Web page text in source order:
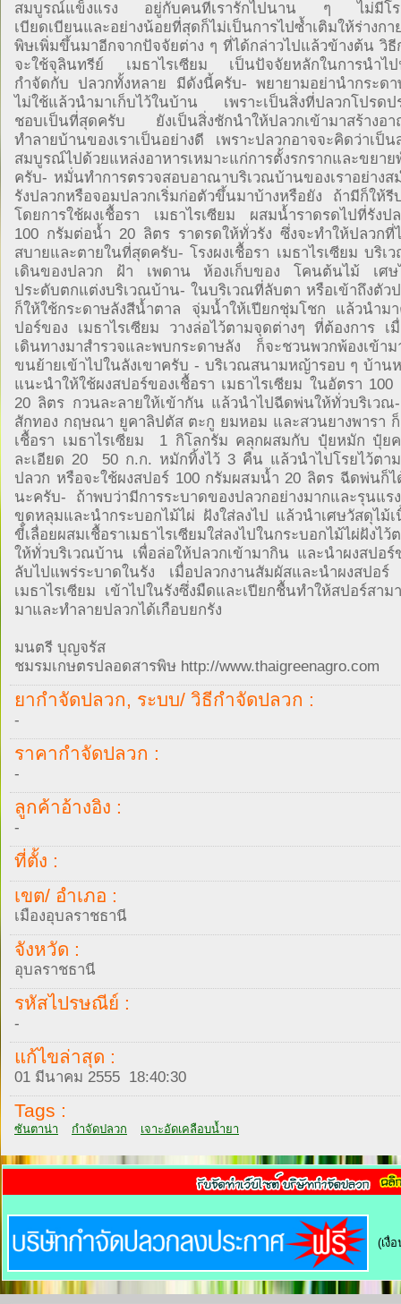
สมบูรณ์แข็งแรง อยู่กับคนที่เรารักไปนาน ๆ ไม่มีโร
เบียดเบียนและอย่างน้อยที่สุดก็ไม่เป็นการไปซ้ำเติมให้ร่างกา
พิษเพิ่มขึ้นมาอีกจากปัจจัยต่าง ๆ ที่ได้กล่าวไปแล้วข้างต้น วิธี
จะใช้จุลินทรีย์ เมธาไรเซียม เป็นปัจจัยหลักในการนำไ
กำจัดกับ ปลวกทั้งหลาย มีดังนี้ครับ- พยายามอย่านำกระดา
ไม่ใช้แล้วนำมาเก็บไว้ในบ้าน เพราะเป็นสิ่งที่ปลวกโปรด
ชอบเป็นที่สุดครับ ยังเป็นสิ่งชักนำให้ปลวกเข้ามาสร้างอา
ทำลายบ้านของเราเป็นอย่างดี เพราะปลวกอาจจะคิดว่าเป็
สมบูรณ์ไปด้วยแหล่งอาหารเหมาะแก่การตั้งรกรากและขยา
ครับ- หมั่นทำการตรวจสอบอาณาบริเวณบ้านของเราอย่างส
รังปลวกหรือจอมปลวกเริ่มก่อตัวขึ้นมาบ้างหรือยัง ถ้ามีก็ให้รี
โดยการใช้ผงเชื้อรา เมธาไรเซียม ผสมน้ำราดรดไปที่รังป
100 กรัมต่อน้ำ 20 ลิตร ราดรดให้ทั่วรัง ซึ่งจะทำให้ปลวกที่
สบายและตายในที่สุดครับ- โรงผงเชื้อรา เมธาไรเซียม บริเ
เดินของปลวก ฝ้า เพดาน ห้องเก็บของ โคนต้นไม้ เศษ
ประดับตกแต่งบริเวณบ้าน- ในบริเวณที่ลับตา หรือเข้าถึงตัว
ก็ให้ใช้กระดาษลังสีน้ำตาล จุ่มน้ำให้เปียกชุ่มโชก แล้วนำม
ปอร์ของ เมธาไรเซียม วางล่อไว้ตามจุดต่างๆ ที่ต้องการ เ
เดินทางมาสำรวจและพบกระดาษลัง ก็จะชวนพวกพ้องเข้า
ขนย้ายเข้าไปในลังเขาครับ - บริเวณสนามหญ้ารอบ ๆ บ้าน
แนะนำให้ใช้ผงสปอร์ของเชื้อรา เมธาไรเซียม ในอัตรา
20 ลิตร กวนละลายให้เข้ากัน แล้วนำไปฉีดพ่นให้ทั่วบริเวณ
สักทอง กฤษณา ยูคาลิปตัส ตะกู ยมหอม และสวนยางพารา
เชื้อรา เมธาไรเซียม  1 กิโลกรัม คลุกผสมกับ ปุ๋ยหมัก ปุ๋ย
ละเอียด 20  50 ก.ก. หมักทิ้งไว้ 3 คืน แล้วนำไปโรยไว้ตา
ปลวก หรือจะใช้ผงสปอร์ 100 กรัมผสมน้ำ 20 ลิตร ฉีดพ่นก็
นะครับ- ถ้าพบว่ามีการระบาดของปลวกอย่างมากและรุนแร
ขุดหลุมและนำกระบอกไม้ไผ่ ฝังใส่ลงไป แล้วนำเศษวัสดุไม้
ขี้เลื่อยผสมเชื้อราเมธาไรเซียมใส่ลงไปในกระบอกไม้ไผ่ฝังไว้
ให้ทั่วบริเวณบ้าน เพื่อล่อให้ปลวกเข้ามากิน และนำผงสปอร์
ลับไปแพร่ระบาดในรัง เมื่อปลวกงานสัมผัสและนำผงสปอร์
เมธาไรเซียม เข้าไปในรังซึ่งมืดและเปียกชื้นทำให้สปอร์สาม
มาและทำลายปลวกได้เกือบยกรัง
มนตรี บุญจรัส
ชมรมเกษตรปลอดสารพิษ http://www.thaigreenagro.com
ยากำจัดปลวก, ระบบ/ วิธีกำจัดปลวก :
-
ราคากำจัดปลวก :
-
ลูกค้าอ้างอิง :
-
ที่ตั้ง :
เขต/ อำเภอ :
เมืองอุบลราชธานี
จังหวัด :
อุบลราชธานี
รหัสไปรษณีย์ :
-
แก้ไขล่าสุด :
01 มีนาคม 2555 18:40:30
Tags :
ซันตาน่า กำจัดปลวก เจาะอัดเคลือบน้ำยา
(เงื่